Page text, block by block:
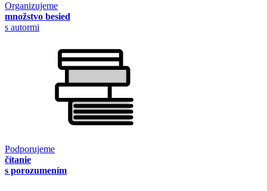
Organizujeme
množstvo besied
s autormi
Podporujeme
čítanie
s porozumením